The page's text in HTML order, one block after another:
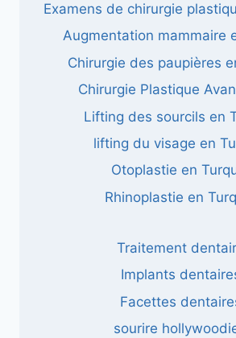
Examens de chirurgie
Augmentation mammaire
Chirurgie des paupières
Chirurgie Plastique
Lifting des sourcils en
lifting du visage en
Otoplastie en
Rhinoplastie en
Traitement
Implants
Facettes
sourire